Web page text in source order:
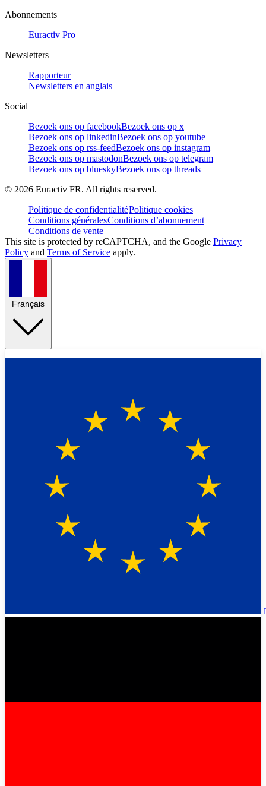
Abonnements
Euractiv Pro
Newsletters
Rapporteur
Newsletters en anglais
Social
Bezoek ons op facebookBezoek ons op x
Bezoek ons op linkedinBezoek ons op youtube
Bezoek ons op rss-feedBezoek ons op instagram
Bezoek ons op mastodonBezoek ons op telegram
Bezoek ons op blueskyBezoek ons op threads
© 2026 Euractiv FR. All rights reserved.
Politique de confidentialitéPolitique cookies
Conditions généralesConditions d’abonnement
Conditions de vente
This site is protected by reCAPTCHA, and the Google Privacy
Policy and Terms of Service apply.
Français